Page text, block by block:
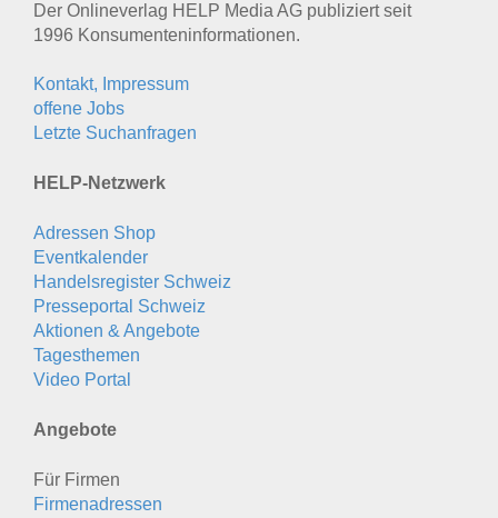
Der Onlineverlag HELP Media AG publiziert seit
1996 Konsumenten­informationen.
Kontakt, Impressum
offene Jobs
Letzte Suchanfragen
HELP-Netzwerk
Adressen Shop
Eventkalender
Handelsregister Schweiz
Presseportal Schweiz
Aktionen & Angebote
Tagesthemen
Video Portal
Angebote
Für Firmen
Firmenadressen